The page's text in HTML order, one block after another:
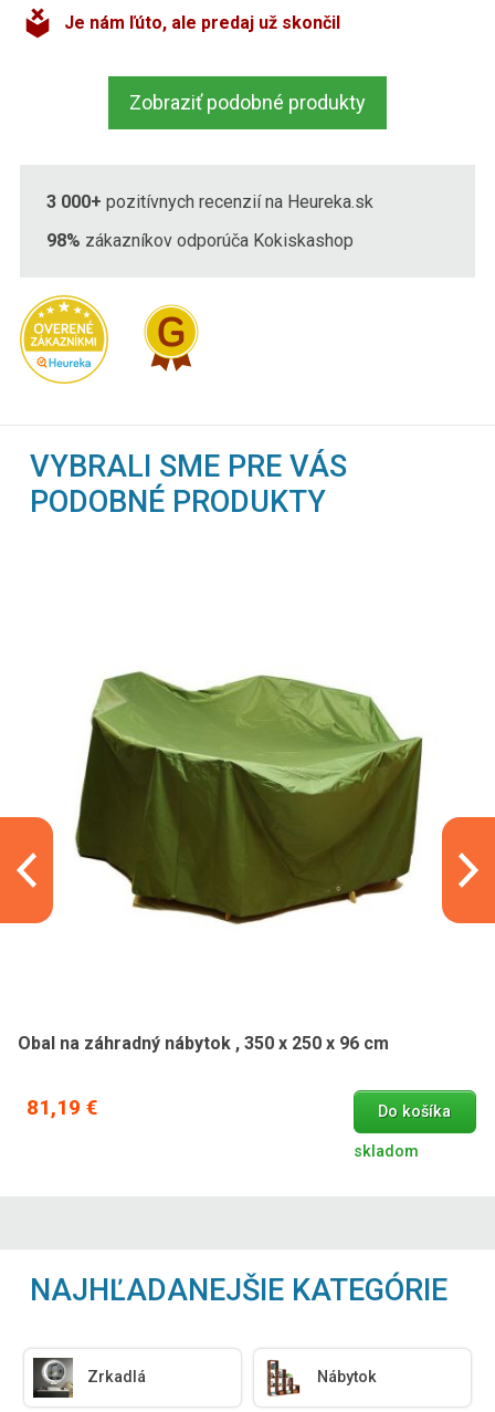
Je nám ľúto, ale predaj už skončil
Zobraziť podobné produkty
3 000+ pozitívnych recenzií na Heureka.sk
98% zákazníkov odporúča Kokiskashop
VYBRALI SME PRE VÁS
PODOBNÉ PRODUKTY
Obal na záhradný nábytok , 350 x 250 x 96 cm
81,19 € Do košíka
skladom
NAJHĽADANEJŠIE KATEGÓRIE
Zrkadlá Nábytok